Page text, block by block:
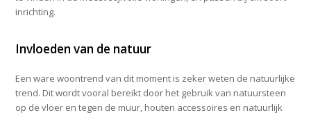
inrichting.
Invloeden van de natuur
Een ware woontrend van dit moment is zeker weten de natuurlijke
trend. Dit wordt vooral bereikt door het gebruik van natuursteen
op de vloer en tegen de muur, houten accessoires en natuurlijk